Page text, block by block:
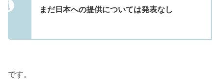
まだ日本への提供については発表なし
です。